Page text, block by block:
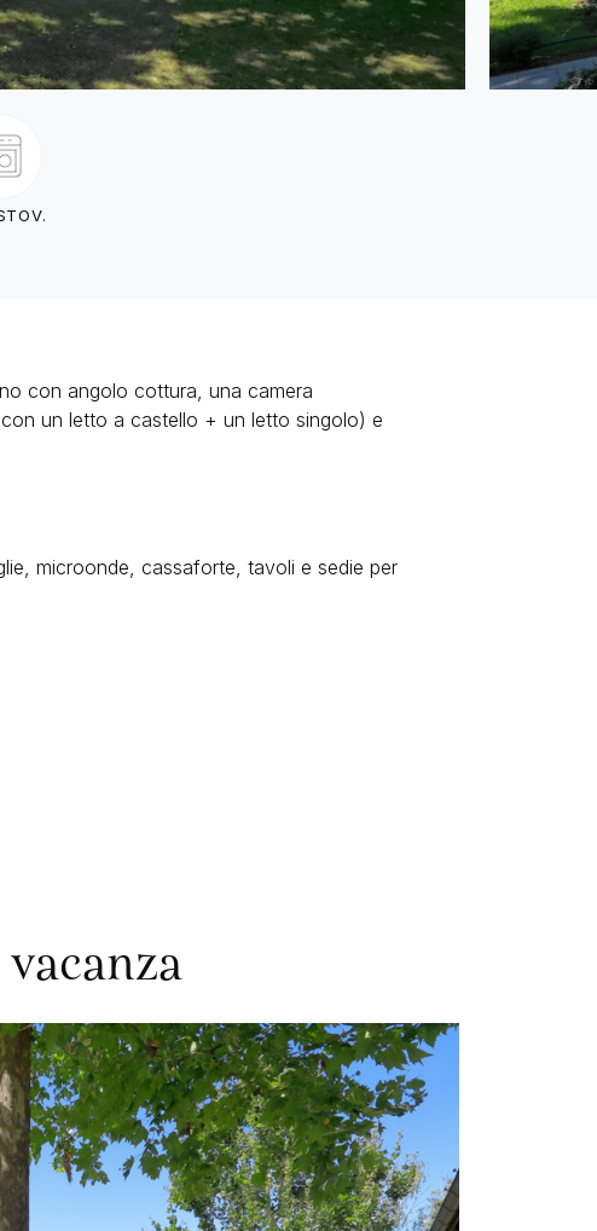
con angolo cottura, una camera
un letto a castello + un letto singolo) e
microonde, cassaforte, tavoli e sedie per